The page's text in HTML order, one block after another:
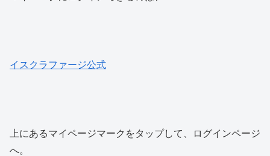
イスクラファージ公式
上にあるマイページマークをタップして、ログインページ
へ。